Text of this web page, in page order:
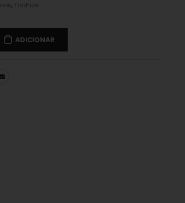
, Toalhas
ADICIONAR